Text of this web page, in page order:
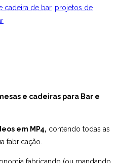
cadeira de bar, projetos de
e cadeiras para Bar e
em MP4, contendo todas as
fabricação.